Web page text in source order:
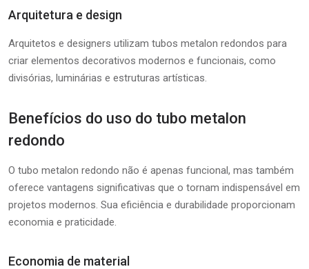
Arquitetura e design
Arquitetos e designers utilizam tubos metalon redondos para
criar elementos decorativos modernos e funcionais, como
divisórias, luminárias e estruturas artísticas.
Benefícios do uso do tubo metalon
redondo
O tubo metalon redondo não é apenas funcional, mas também
oferece vantagens significativas que o tornam indispensável em
projetos modernos. Sua eficiência e durabilidade proporcionam
economia e praticidade.
Economia de material